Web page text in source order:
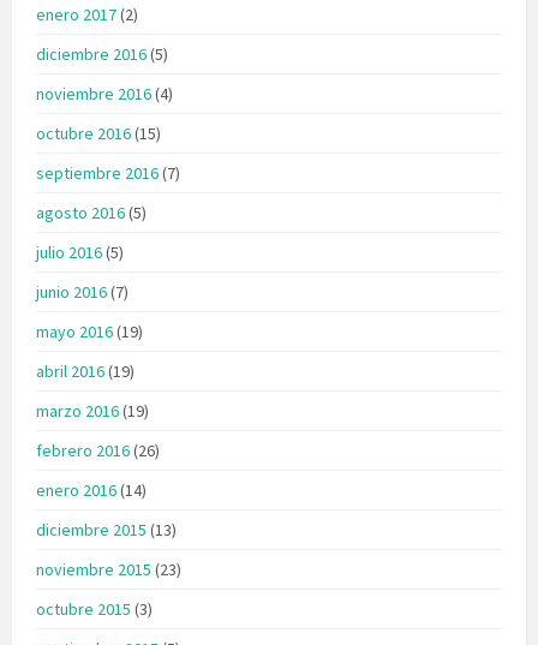
enero 2017(2)
diciembre 2016(5)
noviembre 2016(4)
octubre 2016(15)
septiembre 2016(7)
agosto 2016(5)
julio 2016(5)
junio 2016(7)
mayo 2016(19)
abril 2016(19)
marzo 2016(19)
febrero 2016(26)
enero 2016(14)
diciembre 2015 (13)
noviembre 2015 (23)
octubre 2015 (3)